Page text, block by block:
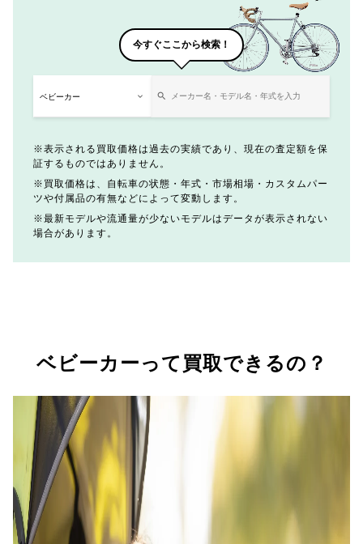
今すぐここから検索！
表示される買取価格は過去の実績であり、現在の査定額を保
証するものではありません。
買取価格は、自転車の状態・年式・市場相場・カスタムパー
ツや付属品の有無などによって変動します。
最新モデルや流通量が少ないモデルはデータが表示されない
場合があります。
ベビーカーって買取できるの？